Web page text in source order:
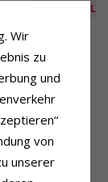
AUS DER
5 Wochen
Wir
zu
und
von
unserer